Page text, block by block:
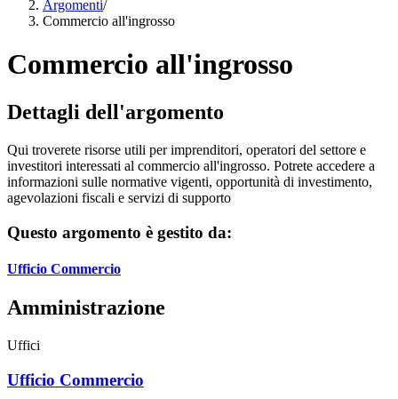
Argomenti/
Commercio all'ingrosso
Commercio all'ingrosso
Dettagli dell'argomento
Qui troverete risorse utili per imprenditori, operatori del settore e
investitori interessati al commercio all'ingrosso. Potrete accedere a
informazioni sulle normative vigenti, opportunità di investimento,
agevolazioni fiscali e servizi di supporto
Questo argomento è gestito da:
Ufficio Commercio
Amministrazione
Uffici
Ufficio Commercio